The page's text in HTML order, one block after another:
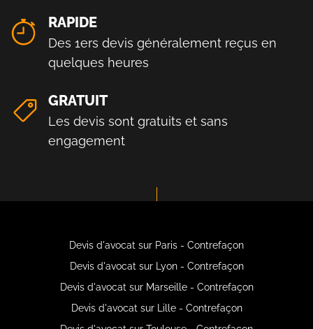
RAPIDE
Des 1ers devis généralement reçus en
quelques heures
GRATUIT
Les devis sont gratuits et sans
engagement
Devis d'avocat sur Paris - Contrefaçon
Devis d'avocat sur Lyon - Contrefaçon
Devis d'avocat sur Marseille - Contrefaçon
Devis d'avocat sur Lille - Contrefaçon